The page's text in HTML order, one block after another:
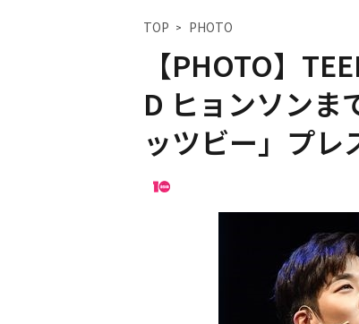
TOP PHOTO
【PHOTO】
D ヒョンソンま
ッツビー」プレ